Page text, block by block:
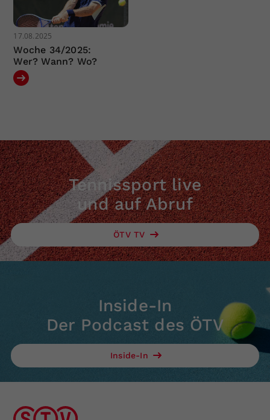
17.08.2025
Woche 34/2025:
Wer? Wann? Wo?
Tennissport live
und auf Abruf
ÖTV TV
Inside-In
Der Podcast des ÖTV
Inside-In